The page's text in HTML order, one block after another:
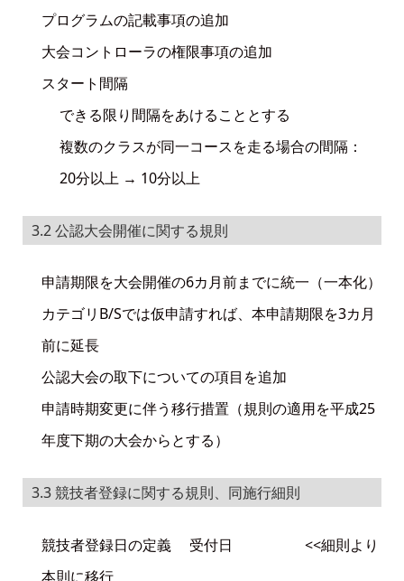
プログラムの記載事項の追加
大会コントローラの権限事項の追加
スタート間隔
できる限り間隔をあけることとする
複数のクラスが同一コースを走る場合の間隔：
20分以上 → 10分以上
3.2 公認大会開催に関する規則
申請期限を大会開催の6カ月前までに統一（一本化）
カテゴリB/Sでは仮申請すれば、本申請期限を3カ月
前に延長
公認大会の取下についての項目を追加
申請時期変更に伴う移行措置（規則の適用を平成25
年度下期の大会からとする）
3.3 競技者登録に関する規則、同施行細則
競技者登録日の定義 受付日 <<細則より
本則に移行